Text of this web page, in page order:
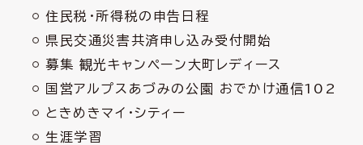
住民税・所得税の申告日程
県民交通災害共済申し込み受付開始
募集 観光キャンペーン大町レディース
国営アルプスあづみの公園 おでかけ通信102
ときめきマイ・シティー
生涯学習